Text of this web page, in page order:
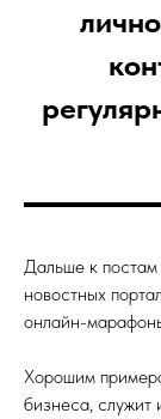
Дальше к постам
новостных
онлайн-
Хорошим
бизнеса,